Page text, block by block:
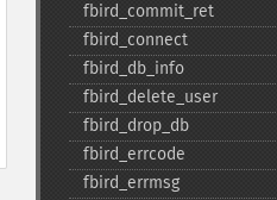
fbird_​commit_​ret
fbird_​connect
fbird_​db_​info
fbird_​delete_​user
fbird_​drop_​db
fbird_​errcode
fbird_​errmsg